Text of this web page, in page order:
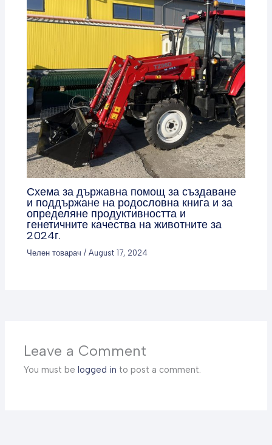
Схема за държавна помощ за създаване
и поддържане на родословна книга и за
определяне продуктивността и
генетичните качества на животните за
2024г.
Челен товарач /August 17, 2024
Leave a Comment
You must belogged in to post a comment.